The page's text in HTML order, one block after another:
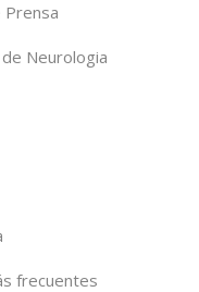
Neurologia
frecuentes